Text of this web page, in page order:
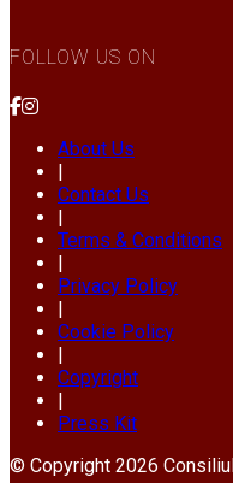
FOLLOW US ON
About Us
|
Contact Us
|
Terms & Conditions
|
Privacy Policy
|
Cookie Policy
|
Copyright
|
Press Kit
© Copyright 2026